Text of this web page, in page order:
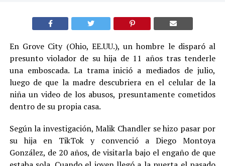
En Grove City (Ohio, EE.UU.), un hombre le disparó al
presunto violador de su hija de 11 años tras tenderle
una emboscada. La trama inició a mediados de julio,
luego de que la madre descubriera en el celular de la
niña un video de los abusos, presuntamente cometidos
dentro de su propia casa.
Según la investigación, Malik Chandler se hizo pasar por
su hija en TikTok y convenció a Diego Montoya
González, de 20 años, de visitarla bajo el engaño de que